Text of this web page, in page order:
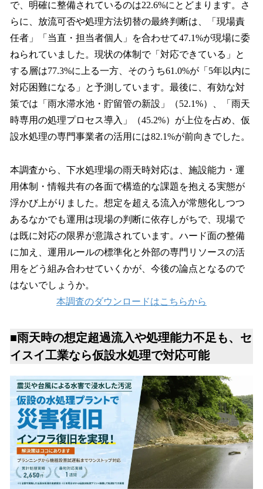
で、明確に整備されているのは22.6%にとどまります。さ
らに、放流可否や処理方法切替の最終判断は、「現場責
任者」「当直・担当者個人」を合わせて47.1%が現場に委
ねられていました。現状の体制で「対応できている」と
する層は77.3%に上る一方、そのうち61.0%が「5年以内に
対応困難になる」と予測しています。最後に、有効な対
策では「雨水滞水池・貯留管の新設」（52.1%）、「雨天
時専用の処理プロセス導入」（45.2%）が上位を占め、仮
設水処理の専門事業者の活用には82.1%が前向きでした。
本調査から、下水処理場の雨天時対応は、施設能力・運
用体制・情報共有の各面で構造的な課題を抱える実態が
浮かび上がりました。想定を超える流入が常態化しつつ
あるなかでも運用は現場の判断に依存しがちで、現場で
は既に対応の限界が意識されています。ハード面の整備
に加え、運用ルールの標準化と外部の専門リソースの活
用をどう組み合わせていくかが、今後の論点となるので
はないでしょうか。
本調査のダウンロードはこちらから
■雨天時の想定超過流入や処理能力不足も、セ
イスイ工業なら仮設水処理で対応可能